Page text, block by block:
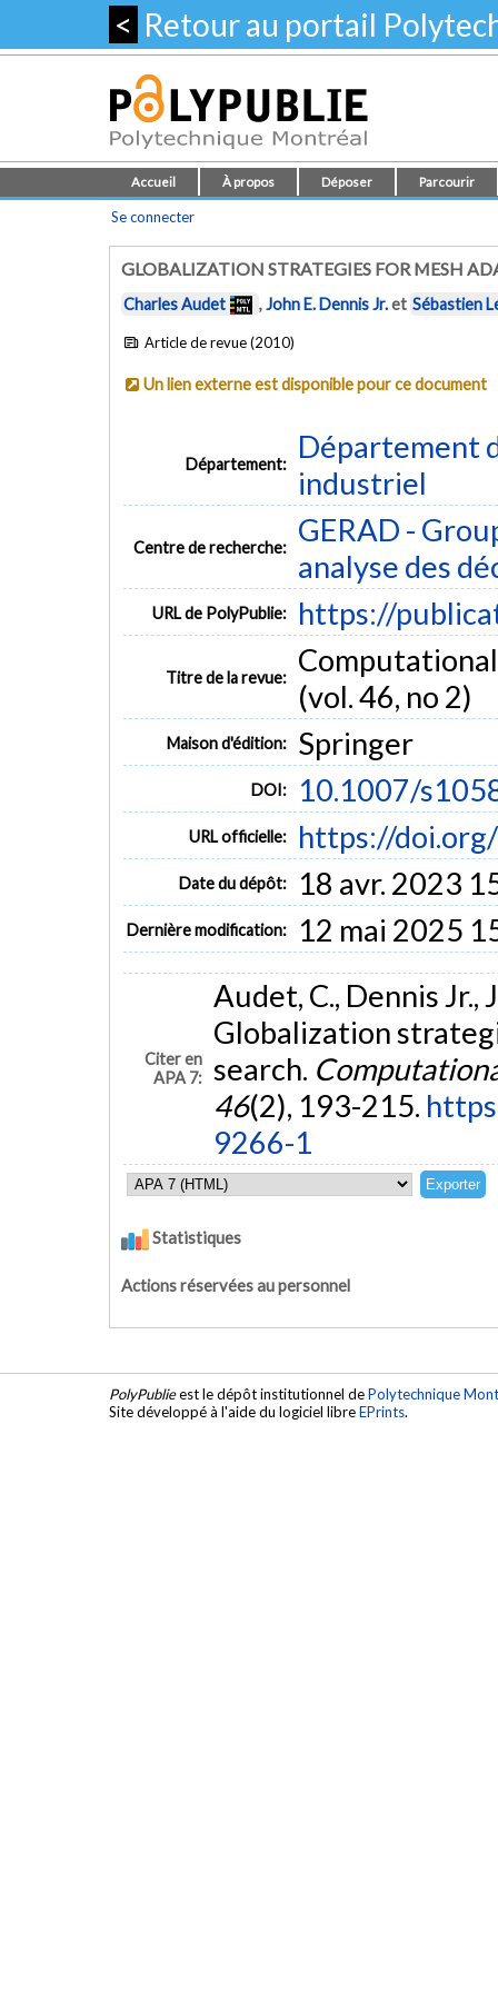
< Retour au portail
Accueil À propos Déposer Parcourir
Se connecter
GLOBALIZATION STRATEGIES FOR MESH
Charles Audet ,John E. Dennis Jr.et Sébastien
Article de revue (2010)
Un lien externe est disponible pour ce document
Département:
Département
industriel
Centre de recherche:
GERAD -
analyse des
URL de PolyPublie: https://
Titre de la revue:
(vol. 46, no 2)
Maison d'édition: Springer
DOI: 10.1007/
URL officielle: https://
Date du dépôt: 18 avr. 2023
Dernière modification: 12 mai 2025
Citer en
APA 7:
Audet, C., Dennis Jr.,
Globalization
search.
46(2), 193-215.
9266-1
Statistiques
Actions réservées au personnel
PolyPublieest le dépôt institutionnel dePolytechnique
Site développé à l'aide du logiciel libreEPrints.